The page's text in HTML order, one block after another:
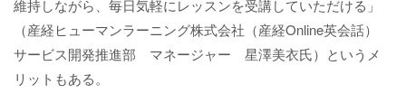
維持しながら、毎日気軽にレッスンを受講していただける」
（産経ヒューマンラーニング株式会社（産経Online英会話）
サービス開発推進部 マネージャー 星澤美衣氏）というメ
リットもある。